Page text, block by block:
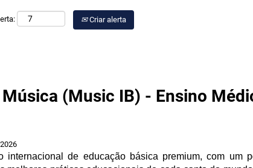
Criar alerta
(Music IB) - Ensino
internacional de educação básica premium, com um